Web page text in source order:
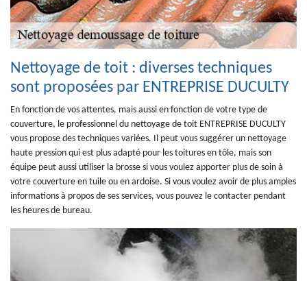
Nettoyage de toit : diverses techniques
sont proposées par ENTREPRISE DUCULTY
En fonction de vos attentes, mais aussi en fonction de votre type de
couverture, le professionnel du nettoyage de toit ENTREPRISE DUCULTY
vous propose des techniques variées. Il peut vous suggérer un nettoyage
haute pression qui est plus adapté pour les toitures en tôle, mais son
équipe peut aussi utiliser la brosse si vous voulez apporter plus de soin à
votre couverture en tuile ou en ardoise. Si vous voulez avoir de plus amples
informations à propos de ses services, vous pouvez le contacter pendant
les heures de bureau.